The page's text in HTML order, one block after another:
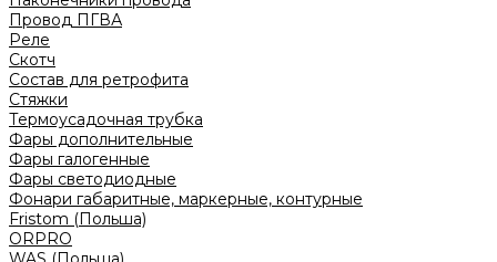
Провод ПГВА
Реле
Скотч
Состав для ретрофита
Стяжки
Термоусадочная трубка
Фары дополнительные
Фары галогенные
Фары светодиодные
Фонари габаритные, маркерные, контурные
Fristom (Польша)
ORPRO